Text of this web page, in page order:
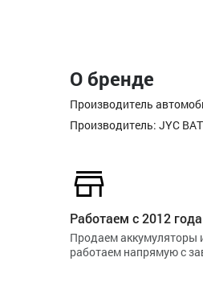
О бренде
Производитель
Производитель: JYC
Работаем с 2012 года
Продаем аккумуляторы
работаем напрямую с